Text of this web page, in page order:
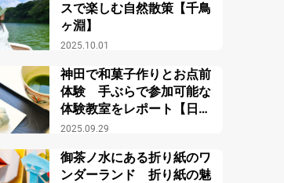
2025.10.01
スで楽しむ自然散策【千鳥
ヶ淵】
2025.09.29
神田で和菓子作りとお点前
体験 手ぶらで参加可能な
体験教室をレポート【日本
文化体験 庵an東京】
御茶ノ水にある折り紙のワ
ンダーランド 折り紙の魅